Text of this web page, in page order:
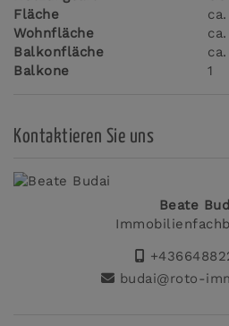
Fläche
Wohnfläche
Balkonfläche
Balkone 1
Kontaktieren Sie uns
Beate
budai@roto-